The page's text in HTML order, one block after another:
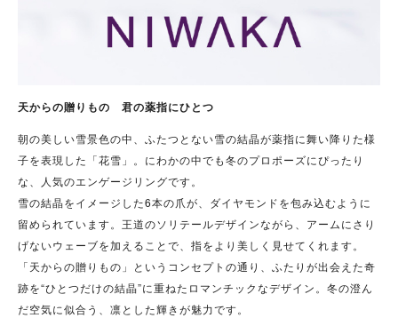
天からの贈りもの 君の薬指にひとつ
朝の美しい雪景色の中、ふたつとない雪の結晶が薬指に舞い降りた様
子を表現した「花雪」。にわかの中でも冬のプロポーズにぴったり
な、人気のエンゲージリングです。
雪の結晶をイメージした6本の爪が、ダイヤモンドを包み込むように
留められています。王道のソリテールデザインながら、アームにさり
げないウェーブを加えることで、指をより美しく見せてくれます。
「天からの贈りもの」というコンセプトの通り、ふたりが出会えた奇
跡を“ひとつだけの結晶”に重ねたロマンチックなデザイン。冬の澄ん
だ空気に似合う、凛とした輝きが魅力です。